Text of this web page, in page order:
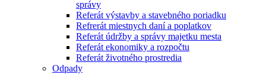
správy
Referát výstavby a stavebného poriadku
Refrerát miestnych daní a poplatkov
Referát údržby a správy majetku mesta
Referát ekonomiky a rozpočtu
Referát životného prostredia
Odpady